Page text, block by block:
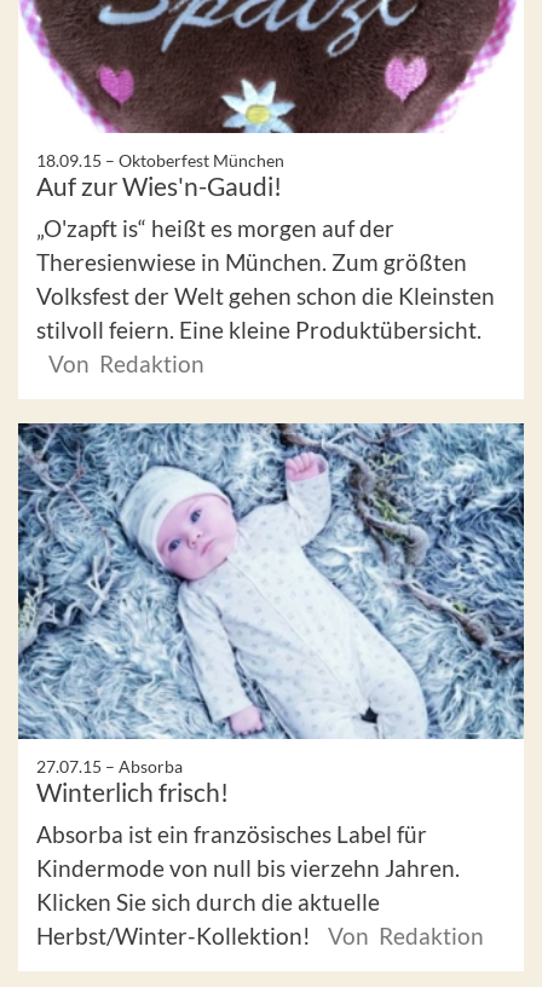
18.09.15 – Oktoberfest München
Auf zur Wies'n-Gaudi!
„O'zapft is“ heißt es morgen auf der
Theresienwiese in München. Zum größten
Volksfest der Welt gehen schon die Kleinsten
stilvoll feiern. Eine kleine Produktübersicht.
Von Redaktion
27.07.15 – Absorba
Winterlich frisch!
Absorba ist ein französisches Label für
Kindermode von null bis vierzehn Jahren.
Klicken Sie sich durch die aktuelle
Herbst/Winter-Kollektion!
Von Redaktion